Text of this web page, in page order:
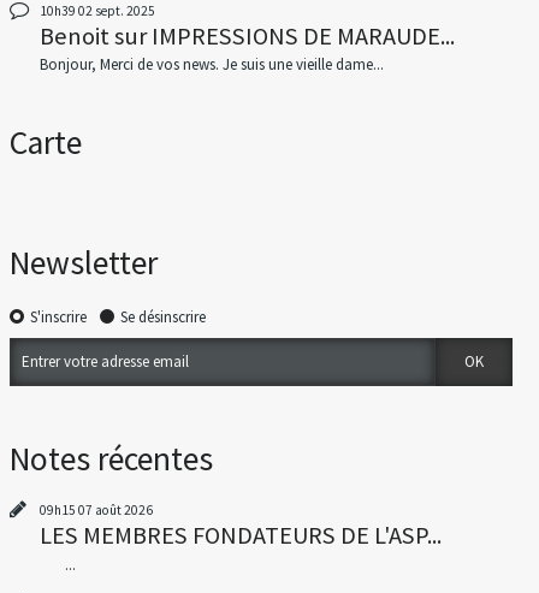
10h39 02 sept. 2025
BenoitsurIMPRESSIONS DE MARAUDE...
Bonjour, Merci de vos news. Je suis une vieille dame...
Carte
Newsletter
S'inscrire Se désinscrire
Notes récentes
09h15 07 août 2026
LES MEMBRES FONDATEURS DE L'ASP...
...